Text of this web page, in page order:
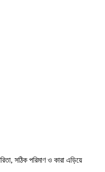
সঠিক পরিমাণ ও কারা এড়িয়ে